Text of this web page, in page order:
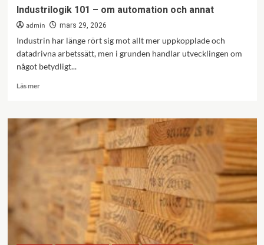
Industrilogik 101 – om automation och annat
admin mars 29, 2026
Industrin har länge rört sig mot allt mer uppkopplade och
datadrivna arbetssätt, men i grunden handlar utvecklingen om
något betydligt...
Läs merLäs
Industrilogik
automation